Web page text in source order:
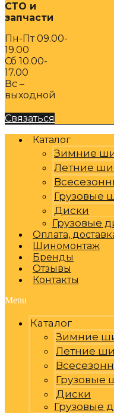
СТО и
запчасти
Пн-Пт 09.00-
19.00
Сб 10.00-
17.00
Вс –
выходной
Связаться
Каталог
Зимние
Летние
Грузовые
Диски
Грузовые
Оплата,
Шиномонтаж
Бренды
Отзывы
Контакты
Menu
Каталог
Зимние
Летние
Грузовые
Диски
Грузовые